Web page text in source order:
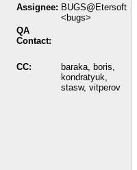
Assignee: BUGS@Etersoft
<bugs>
QA
Contact:
CC:
baraka, boris,
kondratyuk,
stasw, vitperov